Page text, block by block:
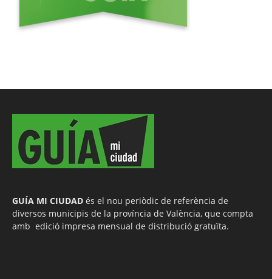
GUÍA MI CIUDAD és el nou periòdic de referència de
diversos municipis de la província de València, que compta
amb edició impresa mensual de distribució gratuïta.